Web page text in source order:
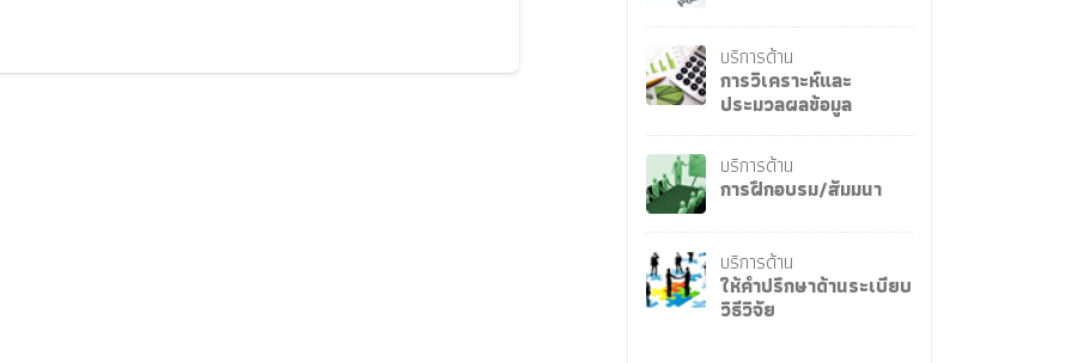
บริการด้าน
การวิเคราะห์และ
ประมวลผลข้อมูล
บริการด้าน
การฝึกอบรม/สัมมนา
บริการด้าน
ให้คำปรึกษาด้านระเบียบ
วิธีวิจัย